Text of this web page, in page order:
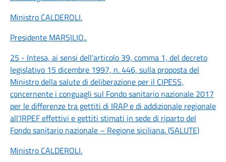
Ministro CALDEROLI.
Presidente MARSILIO..
25 - Intesa, ai sensi dell’articolo 39, comma 1, del decreto
legislativo 15 dicembre 1997, n. 446, sulla proposta del
Ministro della salute di deliberazione per il CIPESS,
concernente i conguagli sul Fondo sanitario nazionale 2017
per le differenze tra gettiti di IRAP e di addizionale regionale
all’IRPEF effettivi e gettiti stimati in sede di riparto del
Fondo sanitario nazionale – Regione siciliana. (SALUTE)
Ministro CALDEROLI.